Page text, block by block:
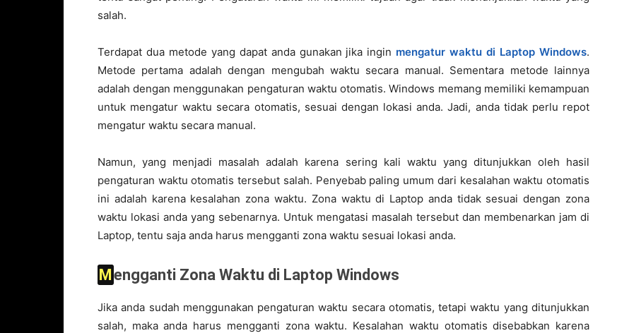
salah.
Terdapat dua metode yang dapat anda gunakan jika ingin mengatur waktu di Laptop Windows.
Metode pertama adalah dengan mengubah waktu secara manual. Sementara metode lainnya
adalah dengan menggunakan pengaturan waktu otomatis. Windows memang memiliki kemampuan
untuk mengatur waktu secara otomatis, sesuai dengan lokasi anda. Jadi, anda tidak perlu repot
mengatur waktu secara manual.
Namun, yang menjadi masalah adalah karena sering kali waktu yang ditunjukkan oleh hasil
pengaturan waktu otomatis tersebut salah. Penyebab paling umum dari kesalahan waktu otomatis
ini adalah karena kesalahan zona waktu. Zona waktu di Laptop anda tidak sesuai dengan zona
waktu lokasi anda yang sebenarnya. Untuk mengatasi masalah tersebut dan membenarkan jam di
Laptop, tentu saja anda harus mengganti zona waktu sesuai lokasi anda.
Mengganti Zona Waktu di Laptop Windows
Jika anda sudah menggunakan pengaturan waktu secara otomatis, tetapi waktu yang ditunjukkan
salah, maka anda harus mengganti zona waktu. Kesalahan waktu otomatis disebabkan karena